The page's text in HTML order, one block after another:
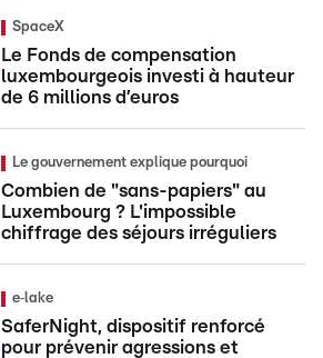
SpaceX
Le Fonds de compensation
luxembourgeois investi à hauteur
de 6 millions d’euros
Le gouvernement explique pourquoi
Combien de "sans-papiers" au
Luxembourg ? L'impossible
chiffrage des séjours irréguliers
e‑lake
SaferNight, dispositif renforcé
pour prévenir agressions et